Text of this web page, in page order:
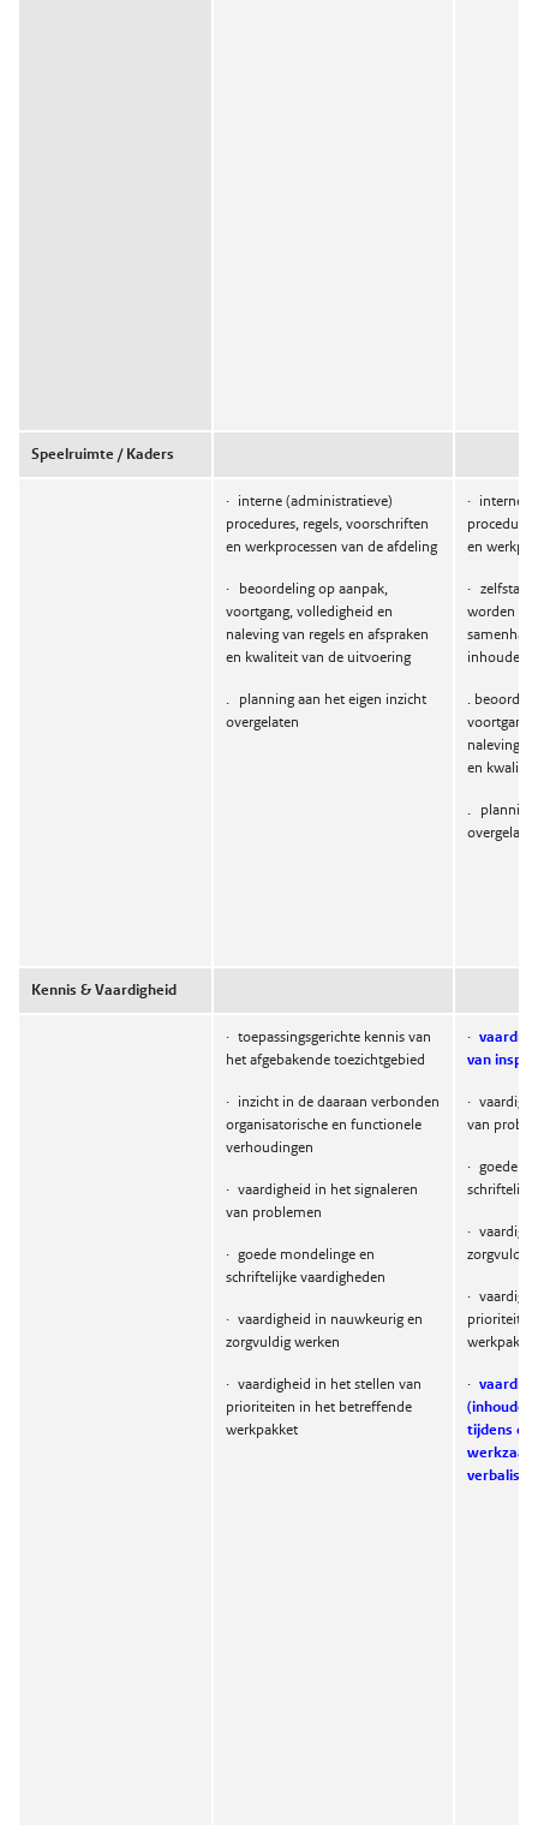
Speelruimte / Kaders
· interne (administratieve)
procedures, regels, voorschriften
en werkprocessen van de afdeling
· beoordeling op aanpak,
voortgang, volledigheid en
naleving van regels en afspraken
en kwaliteit van de uitvoering
. planning aan het eigen inzicht
overgelaten
· interne
en
·
worden
.
naleving
en
. planning
Kennis & Vaardigheid
· toepassingsgerichte kennis van
het afgebakende toezichtgebied
· inzicht in de daaraan verbonden
organisatorische en functionele
verhoudingen
· vaardigheid in het signaleren
van problemen
· goede mondelinge en
schriftelijke vaardigheden
· vaardigheid in nauwkeurig en
zorgvuldig werken
· vaardigheid in het stellen van
prioriteiten in het betreffende
werkpakket
·
van
·
van
· goede
·
zorgvuldig
·
werkpakket
·
tijdens